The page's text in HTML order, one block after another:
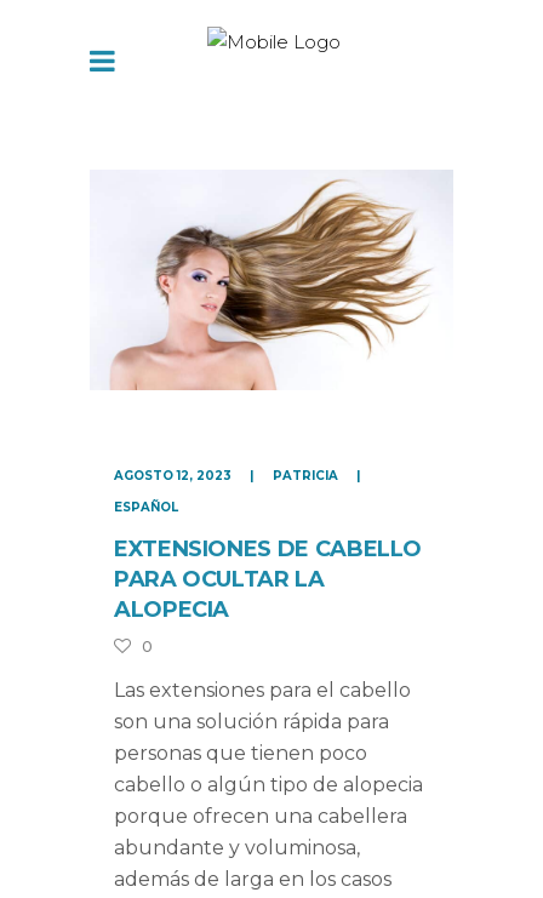
AGOSTO 12, 2023
PATRICIA
ESPAÑOL
EXTENSIONES DE CABELLO
PARA OCULTAR LA
ALOPECIA
0
Las extensiones para el cabello
son una solución rápida para
personas que tienen poco
cabello o algún tipo de alopecia
porque ofrecen una cabellera
abundante y voluminosa,
además de larga en los casos